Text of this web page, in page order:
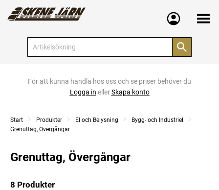
Meny
För att kunna handla hos oss och se priser behöver du
Logga in ellerSkapa konto
Start Produkter El och Belysning
Bygg- och Industriel
Grenuttag, Övergångar
Grenuttag, Övergångar
8 Produkter